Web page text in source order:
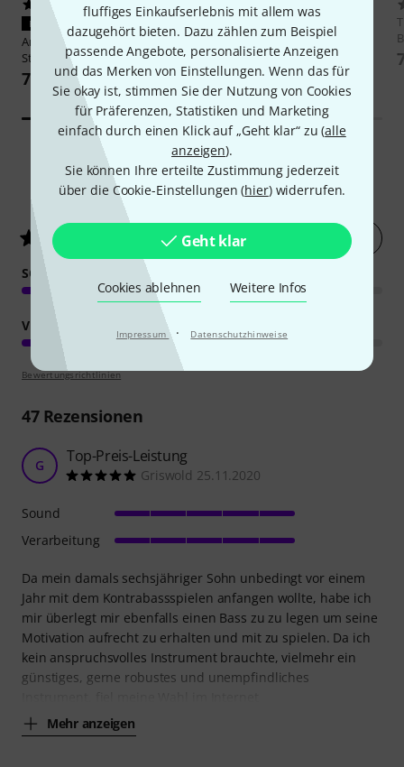
fluffiges Einkaufserlebnis mit allem was
dazugehört bieten. Dazu zählen zum Beispiel
passende Angebote, personalisierte Anzeigen
und das Merken von Einstellungen. Wenn das für
Sie okay ist, stimmen Sie der Nutzung von Cookies
für Präferenzen, Statistiken und Marketing
einfach durch einen Klick auf „Geht klar“ zu (alle
anzeigen).
Sie können Ihre erteilte Zustimmung jederzeit
über die Cookie-Einstellungen (hier) widerrufen.
Geht klar
Cookies ablehnen Weitere Infos
Impressum · Datenschutzhinweise
24
PASST GARANTIERT
Artino
SN-180 Double Bass
Strings 3/4
74 €
Hercules Stands HCDS-590B
Double Bass Stand
66 €
59Kundenbewertungen
/ 5 Jetzt bewerten
SOUND
VERARBEITUNG
Bewertungsrichtlinien
47Rezensionen
G Top-Preis-Leistung
Griswold 25.11.2020
Da mein damals sechsjähriger Sohn unbedingt vor einem
Jahr mit dem Kontrabassspielen anfangen wollte, habe ich
mir überlegt mir ebenfalls einen Bass zu zu legen um seine
Motivation aufrecht zu erhalten und mit zu spielen. Da ich
kein anspruchsvolles Instrument brauchte, vielmehr ein
günstiges, gerne robustes und unempfindliches
Mehr anzeigen
Sound
Verarbeitung